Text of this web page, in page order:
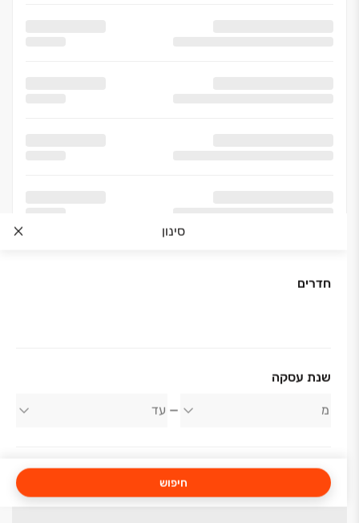
סינון
חדרים
שנת עסקה
חיפוש